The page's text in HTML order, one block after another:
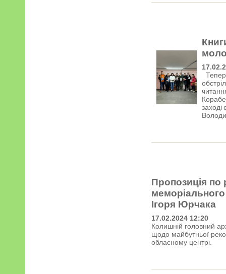
Тепер
заході
Пропозиція по
меморіального
Ігоря Юрчака
17.02.2024 12:20
Колишній головний
щодо майбутньої
обласному центрі.